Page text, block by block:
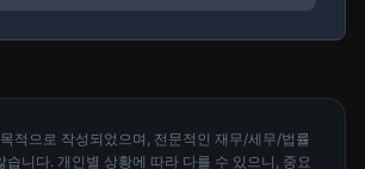
적으로 작성되었으며, 전문적인 재무/세무/법률
습니다. 개인별 상황에 따라 다를 수 있으니, 중요